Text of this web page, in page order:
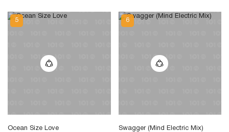
Ocean Size Love
Swagger (Mind Electric Mix)